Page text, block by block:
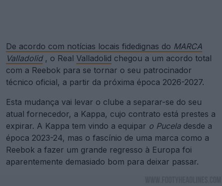
De acordo com notícias locais fidedignas do MARCA
Valladolid, o Real Valladolid chegou a um acordo total
com a Reebok para se tornar o seu patrocinador
técnico oficial, a partir da próxima época 2026-2027.
Esta mudança vai levar o clube a separar-se do seu
atual fornecedor, a Kappa, cujo contrato está prestes a
expirar. A Kappa tem vindo a equipar o Pucela desde a
época 2023-24, mas o fascínio de uma marca como a
Reebok a fazer um grande regresso à Europa foi
aparentemente demasiado bom para deixar passar.